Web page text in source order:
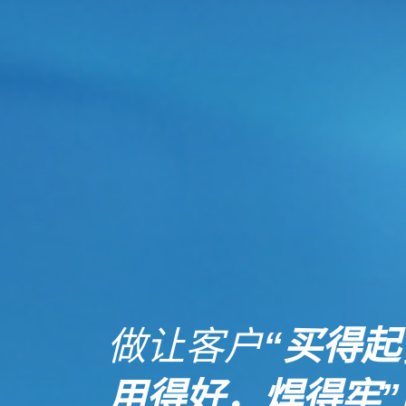
做让客户“买得